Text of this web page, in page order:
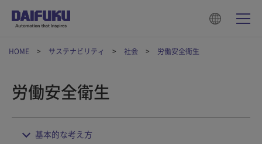
HOME サステナビリティ 社会 労働安全衛生
労働安全衛生
基本的な考え方